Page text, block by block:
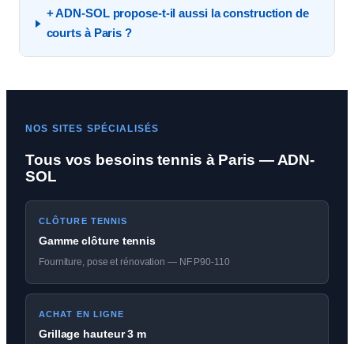
+ ADN-SOL propose-t-il aussi la construction de
courts à Paris ?
NOS SITES SPÉCIALISÉS
Tous vos besoins tennis à Paris — ADN-
SOL
CLÔTURE TENNIS
Gamme clôture tennis
Fourniture, pose et rénovation — NF P90-110
ACHAT EN LIGNE
Grillage hauteur 3 m